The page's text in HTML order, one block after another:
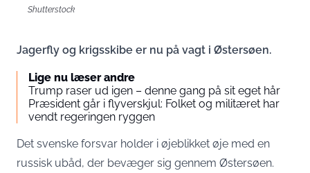
Shutterstock
Jagerfly og krigsskibe er nu på vagt i Østersøen.
Lige nu læser andre
Trump raser ud igen – denne gang på sit eget hår
Præsident går i flyverskjul: Folket og militæret har
vendt regeringen ryggen
Det svenske forsvar holder i øjeblikket øje med en
russisk ubåd, der bevæger sig gennem Østersøen.